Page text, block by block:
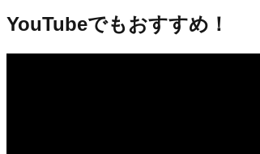
YouTubeでもおすすめ！